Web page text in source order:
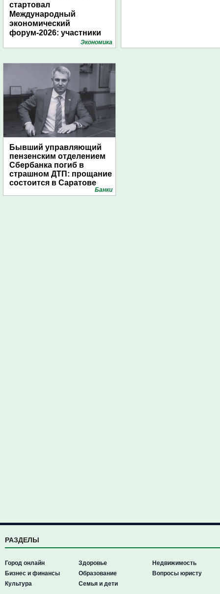
стартовал
Международный
экономический
форум-2026: участники
подготовили креативные
Экономика
Бывший управляющий
пензенским отделением
Сбербанка погиб в
страшном ДТП: прощание
состоится в Саратове
Банки
РАЗДЕЛЫ
Город онлайн
Бизнес и финансы
Культура
Здоровье
Образование
Семья и дети
Недвижимость
Вопросы юристу